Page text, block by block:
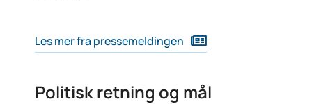
Les mer fra pressemeldingen
Politisk retning og mål